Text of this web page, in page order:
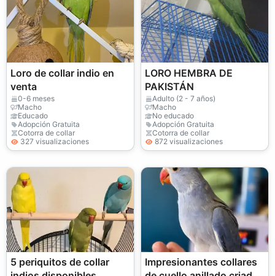
Loro de collar indio en
venta
0-6 meses
Macho
Educado
Adopción Gratuita
Cotorra de collar
327 visualizaciones
LORO HEMBRA DE
PAKISTÁN
Adulto (2 - 7 años)
Macho
No educado
Adopción Gratuita
Cotorra de collar
872 visualizaciones
5 periquitos de collar
Impresionantes collares